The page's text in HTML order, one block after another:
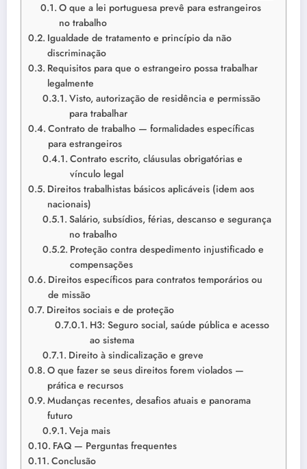
O que a lei portuguesa prevê para estrangeiros
no trabalho
Igualdade de tratamento e princípio da não
discriminação
Requisitos para que o estrangeiro possa trabalhar
legalmente
Visto, autorização de residência e permissão
para trabalhar
Contrato de trabalho — formalidades específicas
para estrangeiros
Contrato escrito, cláusulas obrigatórias e
vínculo legal
Direitos trabalhistas básicos aplicáveis (idem aos
nacionais)
Salário, subsídios, férias, descanso e segurança
no trabalho
Proteção contra despedimento injustificado e
compensações
Direitos específicos para contratos temporários ou
de missão
Direitos sociais e de proteção
H3: Seguro social, saúde pública e acesso
ao sistema
Direito à sindicalização e greve
O que fazer se seus direitos forem violados —
prática e recursos
Mudanças recentes, desafios atuais e panorama
futuro
Veja mais
FAQ — Perguntas frequentes
Conclusão